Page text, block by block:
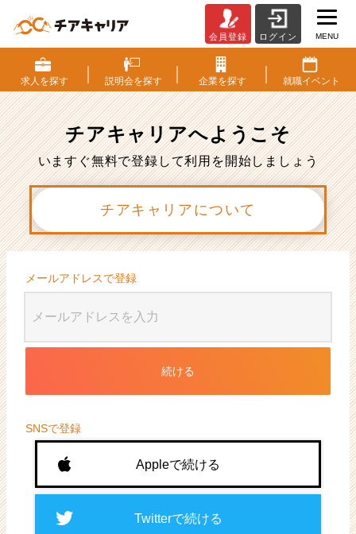
員
登
録
ベ
ン
チ
ャ
成
企
か
ら
ス
カ
ウ
届
活
サ
ト
ア
会員登録 ログイン MENU
求人を探す 説明会を探す 企業を探す 就職イベント
チアキャリアへようこそ
いますぐ無料で登録して利用を開始しましょう
チアキャリアについて
メールアドレスで登録
続ける
SNSで登録
Appleで続ける
Twitterで続ける